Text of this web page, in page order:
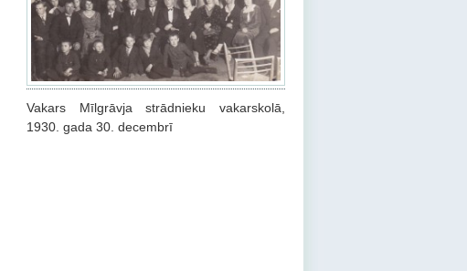
Vakars Mīlgrāvja strādnieku vakarskolā,
1930. gada 30. decembrī